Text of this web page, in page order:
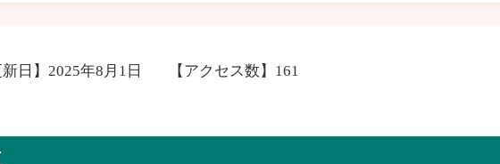
新日】 2025年8月1日 【アクセス数】 161